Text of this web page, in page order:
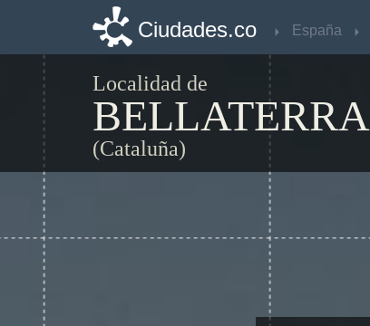
Ciudades.co España
Localidad de
BELLATERRA
(Cataluña)
Ciudades.co España